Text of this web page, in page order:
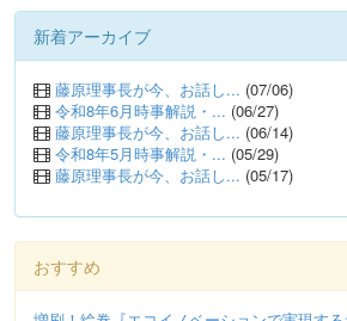
新着アーカイブ
藤原理事長が今、お話し... (07/06)
令和8年6月時事解説・... (06/27)
藤原理事長が今、お話し... (06/14)
令和8年5月時事解説・... (05/29)
藤原理事長が今、お話し... (05/17)
おすすめ